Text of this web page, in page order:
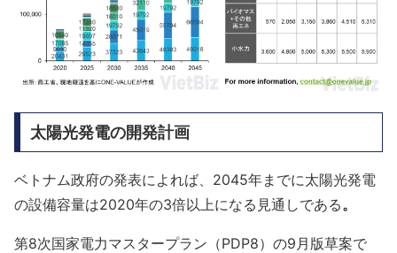
太陽光発電の開発計画
ベトナム政府の発表によれば、2045年までに太陽光発電
の設備容量は2020年の3倍以上になる見通しである。
第8次国家電力マスタープラン（PDP8）の9月版草案で